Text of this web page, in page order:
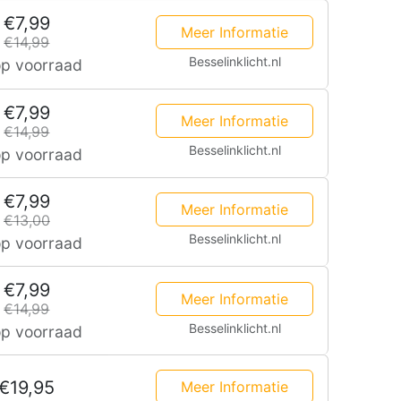
platte
€7,99
€14,99
voorraad
Meer Informatie
Besselinklicht.nl
€7,99
€14,99
voorraad
Meer Informatie
Besselinklicht.nl
€7,99
€13,00
voorraad
Meer Informatie
Besselinklicht.nl
€7,99
€14,99
voorraad
Meer Informatie
Besselinklicht.nl
Meer Informatie